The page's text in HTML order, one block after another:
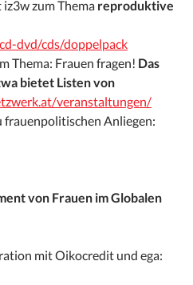
zum Thema reproduktive
dvd/cds/doppelpack
Thema: Frauen fragen! Das
bietet Listen von
veranstaltungen/
frauenpolitischen Anliegen:
von Frauen im Globalen
mit Oikocredit und ega: